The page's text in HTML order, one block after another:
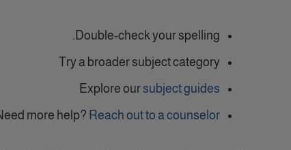
Double-check your spelling.
Try a broader subject category
Explore oursubject guides
more help? Reach out to a counselor